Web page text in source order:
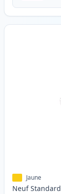
Jaune
Neuf Standard